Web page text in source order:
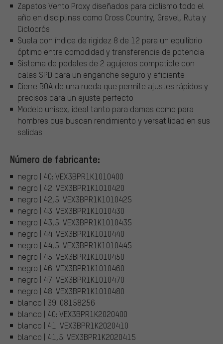
Zapatos Vento Proxy diseñados para ciclismo todo el
año en disciplinas como Cross Country, Gravel, Ruta y
Ciclocrós
Suela con índice de rigidez 8 de 12 para un equilibrio
óptimo entre comodidad y transferencia de potencia
Sistema de pedales de 2 agujeros compatible con
calas SPD para un enganche seguro y eficiente
Cierre BOA de una rueda que permite ajustes rápidos y
precisos para un ajuste perfecto
Modelo unisex, ideal tanto para damas como para
hombres que buscan rendimiento y versatilidad en sus
salidas
Número de fabricante:
negro | 40: VEX3BPR1K1010400
negro | 42: VEX3BPR1K1010420
negro | 42,5: VEX3BPR1K1010425
negro | 43: VEX3BPR1K1010430
negro | 43,5: VEX3BPR1K1010435
negro | 44: VEX3BPR1K1010440
negro | 44,5: VEX3BPR1K1010445
negro | 45: VEX3BPR1K1010450
negro | 46: VEX3BPR1K1010460
negro | 47: VEX3BPR1K1010470
negro | 48: VEX3BPR1K1010480
blanco | 39: 08158256
blanco | 40: VEX3BPR1K2020400
blanco | 41: VEX3BPR1K2020410
blanco | 41,5: VEX3BPR1K2020415